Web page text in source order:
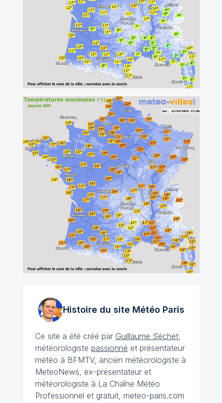
Histoire du site MétéoParis
Ce site a été créé par Guillaume Séchet,
météorologiste passionné et présentateur
météo à BFMTV, ancien météorologiste à
MeteoNews, ex-présentateur et
météorologiste à La Chaîne Météo
Professionnel et gratuit, meteo-paris.com